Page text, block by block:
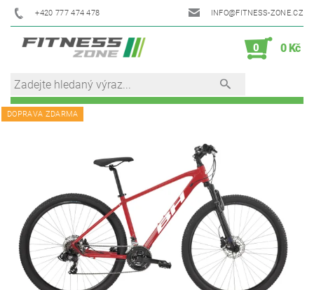
+420 777 474 478 INFO@FITNESS-ZONE.CZ
0 0 Kč
DOPRAVA ZDARMA